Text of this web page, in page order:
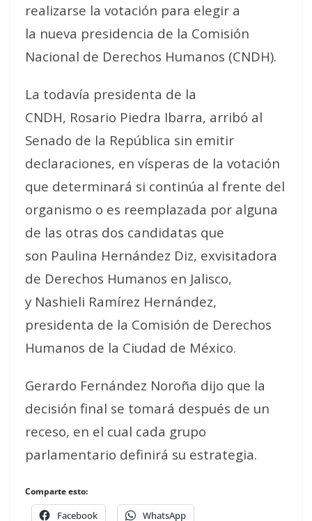
realizarse la votación para elegir a
la nueva presidencia de la Comisión
Nacional de Derechos Humanos (CNDH).
La todavía presidenta de la
CNDH, Rosario Piedra Ibarra, arribó al
Senado de la República sin emitir
declaraciones, en vísperas de la votación
que determinará si continúa al frente del
organismo o es reemplazada por alguna
de las otras dos candidatas que
son Paulina Hernández Diz, exvisitadora
de Derechos Humanos en Jalisco,
y Nashieli Ramírez Hernández,
presidenta de la Comisión de Derechos
Humanos de la Ciudad de México.
Gerardo Fernández Noroña dijo que la
decisión final se tomará después de un
receso, en el cual cada grupo
parlamentario definirá su estrategia.
Comparte esto:
Facebook WhatsApp